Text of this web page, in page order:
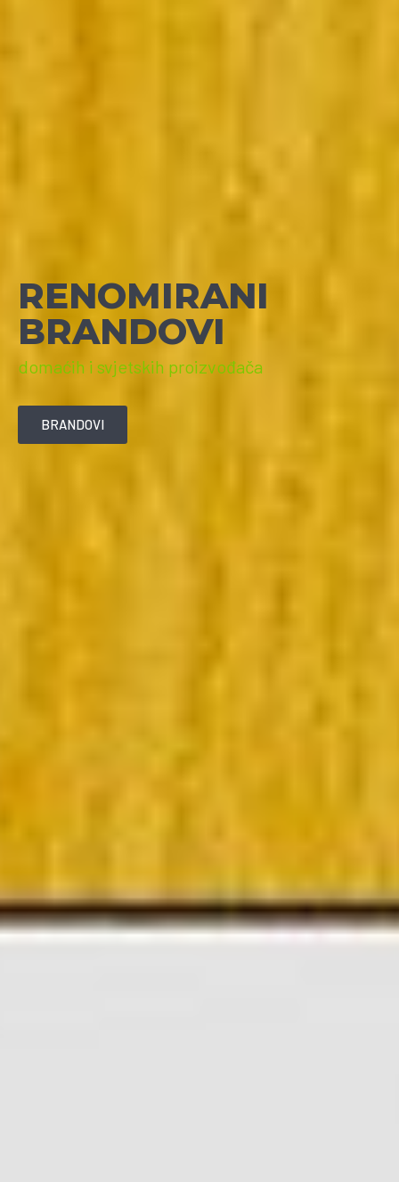
RENOMIRANI
BRANDOVI
domaćih i svjetskih proizvođača
BRANDOVI